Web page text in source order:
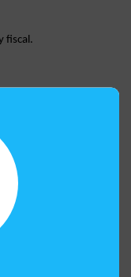
fiscal.
mercantil.
las empresas